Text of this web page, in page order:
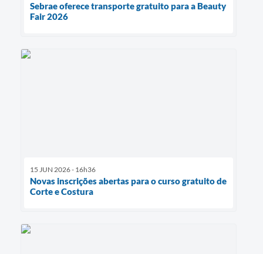
Sebrae oferece transporte gratuito para a Beauty
Fair 2026
15 JUN 2026 - 16h36
Novas inscrições abertas para o curso gratuito de
Corte e Costura